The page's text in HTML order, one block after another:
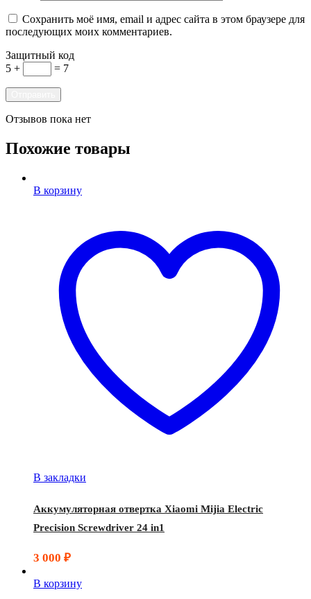
Сохранить моё имя, email и адрес сайта в этом браузере для
последующих моих комментариев.
Защитный код
5 +
= 7
Отзывов пока нет
Похожие товары
В корзину
В закладки
Аккумуляторная отвертка Xiaomi Mijia Electric
Precision Screwdriver 24 in1
3 000 ₽
В корзину